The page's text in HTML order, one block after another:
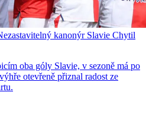
kanonýr Slavie Chytil
oba góly Slavie, v sezoně má po
otevřeně přiznal radost ze